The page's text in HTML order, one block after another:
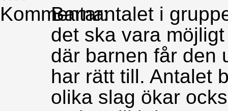
Kommentar:
Barnantalet i
det ska vara
där barnen får den
har rätt till. Antalet
olika slag ökar